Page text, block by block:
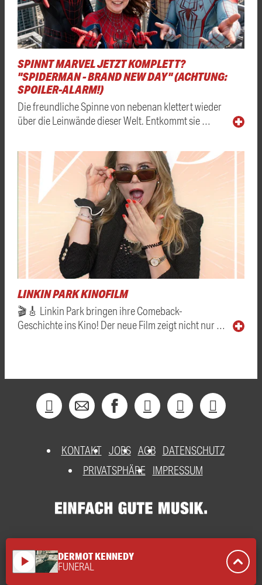
SPINNT MARVEL JETZT KOMPLETT?
"SPIDERMAN - BRAND NEW DAY" (ACHTUNG:
SPOILER-ALARM!)
Die freundliche Spinne von nebenan klettert wieder
über die Leinwände dieser Welt. Entkommt sie …
LINKIN PARK KINOFILM
🎬🎸 Linkin Park bringen ihre Comeback-
Geschichte ins Kino! Der neue Film zeigt nicht nur …
KONTAKT JOBS AGB DATENSCHUTZ
PRIVATSPHÄRE
IMPRESSUM
play_arrow DERMOT KENNEDY
FUNERAL